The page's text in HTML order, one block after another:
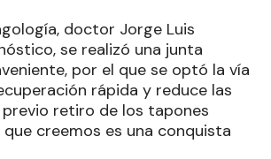
doctor Jorge Luis
se realizó una junta
por el que se optó la vía
rápida y reduce las
retiro de los tapones
creemos es una conquista